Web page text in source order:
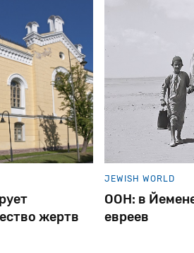
жертв
JEWISH WORLD
ООН: в
евреев